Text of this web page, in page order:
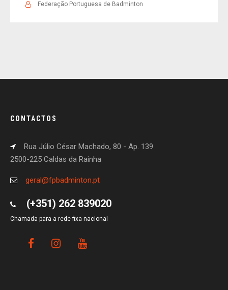
Federação Portuguesa de Badminton
CONTACTOS
Rua Júlio César Machado, 80 - Ap. 139
2500-225 Caldas da Rainha
geral@fpbadminton.pt
(+351) 262 839020
Chamada para a rede fixa nacional